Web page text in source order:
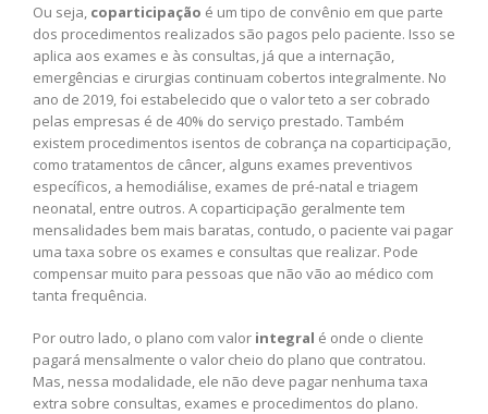
Ou seja, coparticipação é um tipo de convênio em que parte
dos procedimentos realizados são pagos pelo paciente. Isso se
aplica aos exames e às consultas, já que a internação,
emergências e cirurgias continuam cobertos integralmente. No
ano de 2019, foi estabelecido que o valor teto a ser cobrado
pelas empresas é de 40% do serviço prestado. Também
existem procedimentos isentos de cobrança na coparticipação,
como tratamentos de câncer, alguns exames preventivos
específicos, a hemodiálise, exames de pré-natal e triagem
neonatal, entre outros. A coparticipação geralmente tem
mensalidades bem mais baratas, contudo, o paciente vai pagar
uma taxa sobre os exames e consultas que realizar. Pode
compensar muito para pessoas que não vão ao médico com
tanta frequência.
Por outro lado, o plano com valor integral é onde o cliente
pagará mensalmente o valor cheio do plano que contratou.
Mas, nessa modalidade, ele não deve pagar nenhuma taxa
extra sobre consultas, exames e procedimentos do plano.